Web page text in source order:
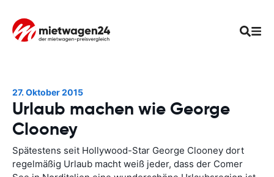
27. Oktober 2015
Urlaub machen wie George
Clooney
Spätestens seit Hollywood-Star George Clooney dort
regelmäßig Urlaub macht weiß jeder, dass der Comer